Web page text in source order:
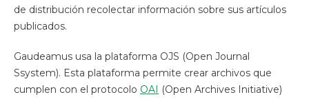
de distribución recolectar información sobre sus artículos
publicados.
Gaudeamus usa la plataforma OJS (Open Journal
Ssystem). Esta plataforma permite crear archivos que
cumplen con el protocolo OAI (Open Archives Initiative)